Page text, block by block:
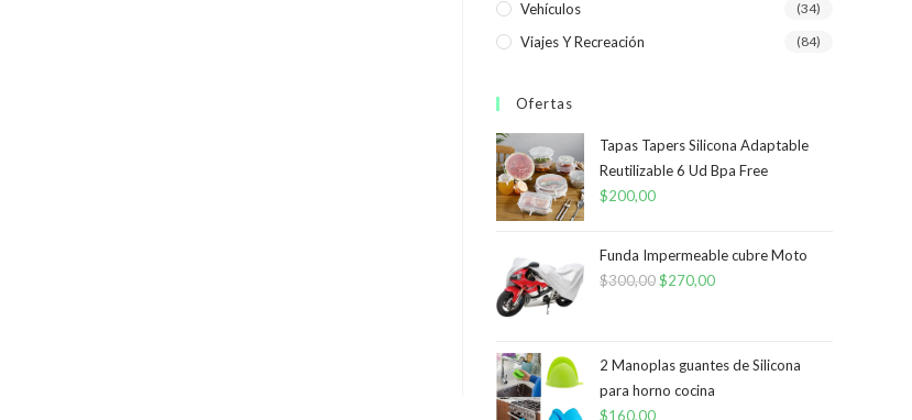
Vehículos (34)
Viajes Y Recreación (84)
Ofertas
Tapas Tapers Silicona Adaptable
Reutilizable 6 Ud Bpa Free
$200,00
Funda Impermeable cubre Moto
$300,00El
era:
$300,00.
$270,00El
es:
2 Manoplas guantes de Silicona
para horno cocina
$160,00